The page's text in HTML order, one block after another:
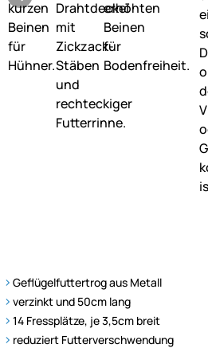
Geflügelfuttertrog aus Metall
verzinkt und 50cm lang
14 Fressplätze, je 3,5cm breit
reduziert Futterverschwendung